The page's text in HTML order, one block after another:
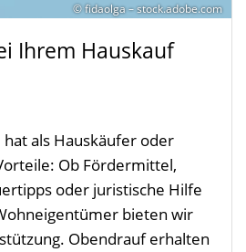
© fidaolga – stock.adobe.com
Ihrem Hauskauf
als Hauskäufer oder
Ob Fördermittel,
oder juristische Hilfe
bieten wir
Obendrauf erhalten